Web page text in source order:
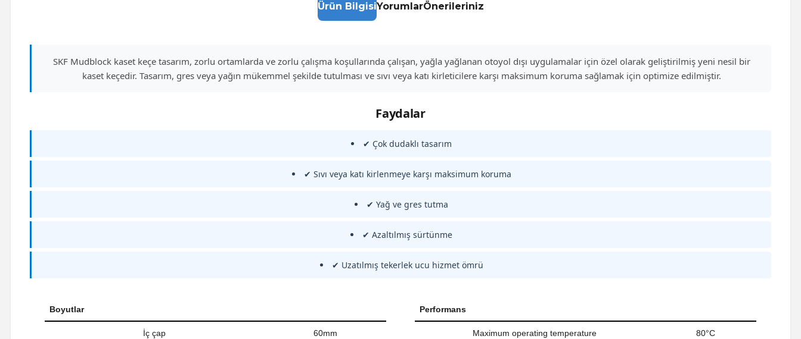
Ürün BilgisiYorumlarÖnerileriniz
SKF Mudblock kaset keçe tasarım, zorlu ortamlarda ve zorlu çalışma koşullarında çalışan, yağla yağlanan otoyol dışı uygulamalar için özel olarak geliştirilmiş yeni nesil bir
kaset keçedir. Tasarım, gres veya yağın mükemmel şekilde tutulması ve sıvı veya katı kirleticilere karşı maksimum koruma sağlamak için optimize edilmiştir.
Faydalar
✔ Çok dudaklı tasarım
✔ Sıvı veya katı kirlenmeye karşı maksimum koruma
✔ Yağ ve gres tutma
✔ Azaltılmış sürtünme
✔ Uzatılmış tekerlek ucu hizmet ömrü
Boyutlar
İç çap 60mm
Performans
Maximum operating temperature 80°C